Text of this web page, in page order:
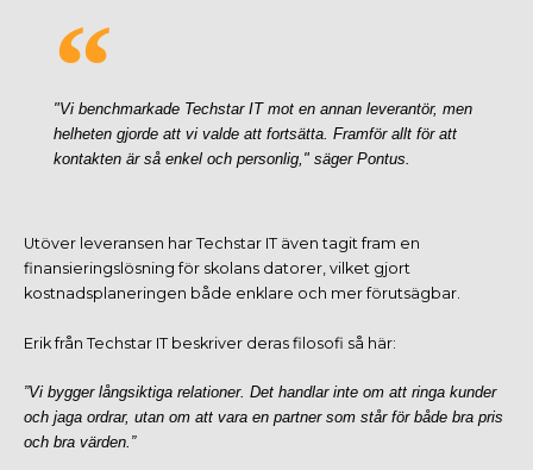
"Vi benchmarkade Techstar IT mot en annan leverantör, men
helheten gjorde att vi valde att fortsätta. Framför allt för att
kontakten är så enkel och personlig," säger Pontus.
Utöver leveransen har Techstar IT även tagit fram en
finansieringslösning för skolans datorer, vilket gjort
kostnadsplaneringen både enklare och mer förutsägbar.
Erik från Techstar IT beskriver deras filosofi så här:
”Vi bygger långsiktiga relationer. Det handlar inte om att ringa kunder
och jaga ordrar, utan om att vara en partner som står för både bra pris
och bra värden.”